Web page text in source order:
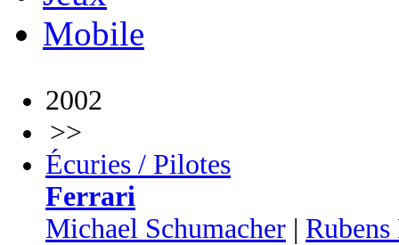
Mobile
2002
>>
Écuries / Pilotes
Ferrari
Michael Schumacher |